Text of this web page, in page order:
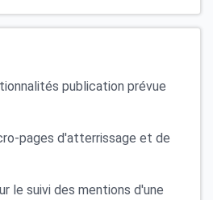
publication prévue
pages d'atterrissage et de
le suivi des mentions d'une